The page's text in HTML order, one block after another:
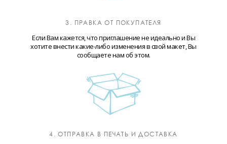
3. ПРАВКА ОТ ПОКУПАТЕЛЯ
Если Вам кажется, что приглашение не идеально и Вы
хотите внести какие-либо изменения в свой макет, Вы
сообщаете нам об этом.
4. ОТПРАВКА В ПЕЧАТЬ И ДОСТАВКА